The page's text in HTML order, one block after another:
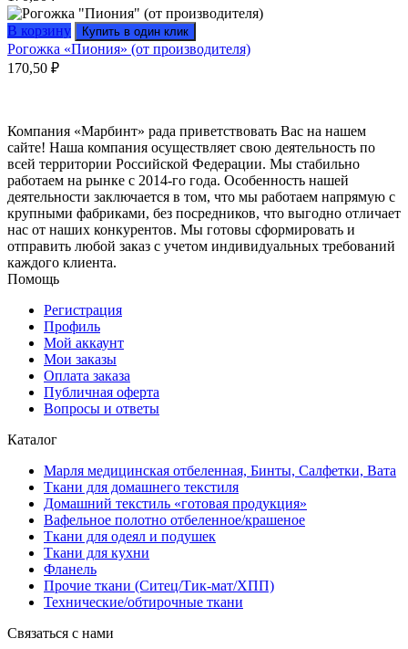
В корзину Купить в один клик
Рогожка «Пиония» (от производителя)
170,50 ₽
Компания «Марбинт» рада приветствовать Вас на нашем
сайте! Наша компания осуществляет свою деятельность по
всей территории Российской Федерации. Мы стабильно
работаем на рынке с 2014-го года. Особенность нашей
деятельности заключается в том, что мы работаем напрямую с
крупными фабриками, без посредников, что выгодно отличает
нас от наших конкурентов. Мы готовы сформировать и
отправить любой заказ с учетом индивидуальных требований
каждого клиента.
Помощь
Регистрация
Профиль
Мой аккаунт
Мои заказы
Оплата заказа
Публичная оферта
Вопросы и ответы
Каталог
Марля медицинская отбеленная, Бинты, Салфетки, Вата
Ткани для домашнего текстиля
Домашний текстиль «готовая продукция»
Вафельное полотно отбеленное/крашеное
Ткани для одеял и подушек
Ткани для кухни
Фланель
Прочие ткани (Ситец/Тик-мат/ХПП)
Технические/обтирочные ткани
Связаться с нами